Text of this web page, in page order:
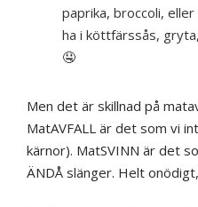
paprika, broccoli,
ha i köttfärssås,
🤤
Men det är skillnad på
MatAVFALL är det som vi
kärnor). MatSVINN är det
ÄNDÅ slänger. Helt